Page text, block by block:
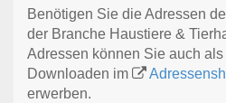
Benötigen Sie die Adressen
der Branche Haustiere &
Adressen können Sie auch
Downloaden im
erwerben.